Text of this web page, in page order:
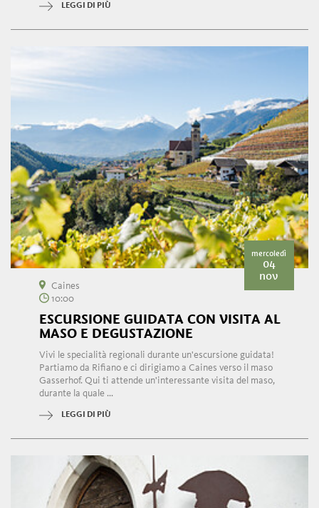
LEGGI DI PIÙ
mercoledì
04
nov
Caines
10:00
ESCURSIONE GUIDATA CON VISITA AL
MASO E DEGUSTAZIONE
Vivi le specialità regionali durante un'escursione guidata!
Partiamo da Rifiano e ci dirigiamo a Caines verso il maso
Gasserhof. Qui ti attende un'interessante visita del maso,
durante la quale ...
LEGGI DI PIÙ